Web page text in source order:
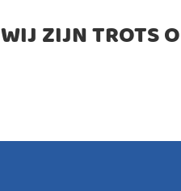
WIJ ZIJN TROTS